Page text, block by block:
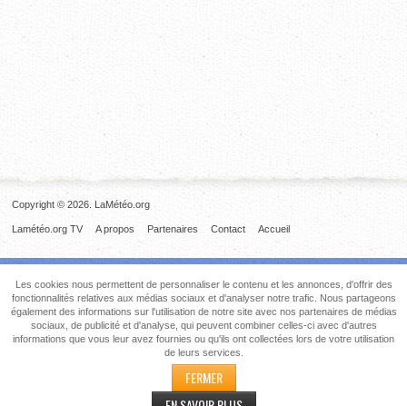
Copyright © 2026. LaMétéo.org
Accueil
Contact
Partenaires
A propos
Lamétéo.org TV
Les cookies nous permettent de personnaliser le contenu et les annonces, d'offrir des
fonctionnalités relatives aux médias sociaux et d'analyser notre trafic. Nous partageons
également des informations sur l'utilisation de notre site avec nos partenaires de médias
sociaux, de publicité et d'analyse, qui peuvent combiner celles-ci avec d'autres
informations que vous leur avez fournies ou qu'ils ont collectées lors de votre utilisation
de leurs services.
FERMER